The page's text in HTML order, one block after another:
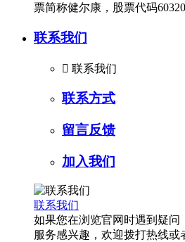
票简称健尔康，股票代码
联系我们
 联系我们
联系方式
留言反馈
加入我们
联系我们
如果您在浏览官网时遇到疑问
服务感兴趣，欢迎拨打热线或